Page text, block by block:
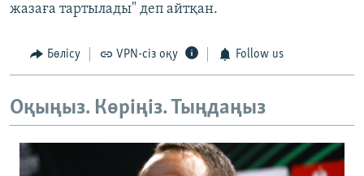
жазаға тартылады" деп айтқан.
Бөлісу VPN-сіз оқу Follow us
Оқыңыз. Көріңіз. Тыңдаңыз